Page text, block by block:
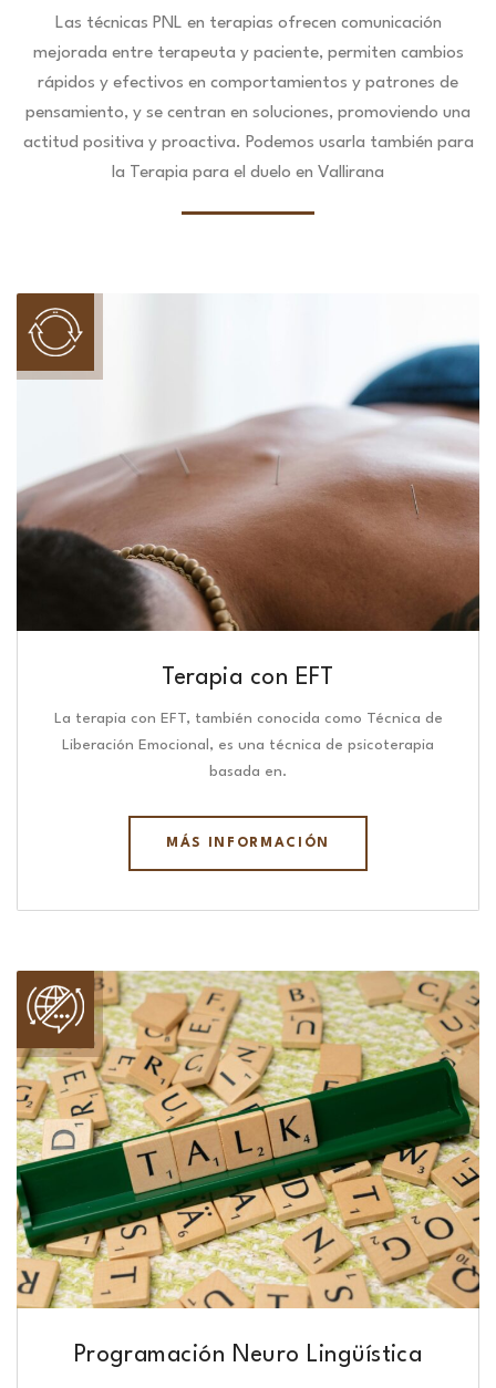
Las técnicas PNL en terapias ofrecen comunicación
mejorada entre terapeuta y paciente, permiten cambios
rápidos y efectivos en comportamientos y patrones de
pensamiento, y se centran en soluciones, promoviendo una
actitud positiva y proactiva. Podemos usarla también para
la Terapia para el duelo en Vallirana
Terapia con EFT
La terapia con EFT, también conocida como Técnica de
Liberación Emocional, es una técnica de psicoterapia
basada en.
MÁS INFORMACIÓN
Programación Neuro Lingüística​